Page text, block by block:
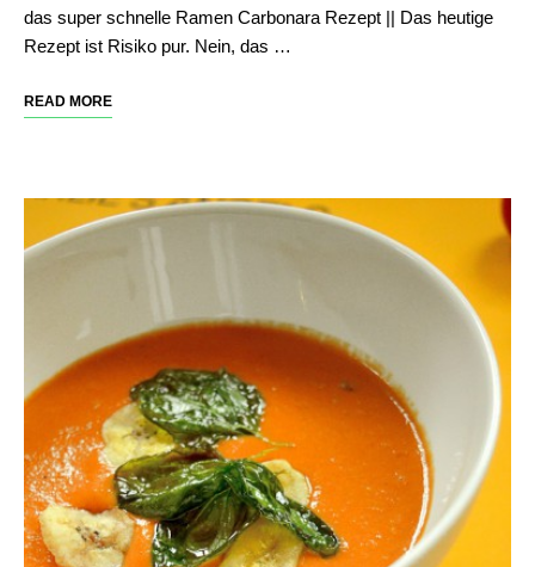
das super schnelle Ramen Carbonara Rezept || Das heutige
Rezept ist Risiko pur. Nein, das …
READ MORE